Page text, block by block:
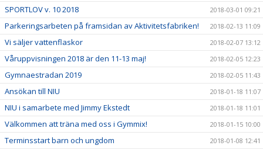
SPORTLOV v. 10 2018 2018-03-01 09:21
Parkeringsarbeten på framsidan av Aktivitetsfabriken! 2018-02-13 11:09
Vi säljer vattenflaskor 2018-02-07 13:12
Våruppvisningen 2018 är den 11-13 maj! 2018-02-05 12:23
Gymnaestradan 2019 2018-02-05 11:43
Ansökan till NIU 2018-01-18 11:07
NIU i samarbete med Jimmy Ekstedt 2018-01-18 11:01
Välkommen att träna med oss i Gymmix! 2018-01-15 10:00
Terminsstart barn och ungdom 2018-01-08 12:41